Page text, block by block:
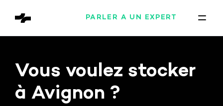
PARLER À UN EXPERT
Vous voulez stocker
à Avignon ?